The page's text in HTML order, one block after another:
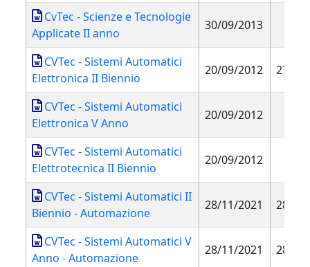
CvTec - Scienze e Tecnologie
Applicate II anno
30/09/2013
CVTec - Sistemi Automatici
Elettronica II Biennio
20/09/2012 27/
CVTec - Sistemi Automatici
Elettronica V Anno
20/09/2012
CVTec - Sistemi Automatici
Elettrotecnica II Biennio
20/09/2012
CVTec - Sistemi Automatici II
Biennio - Automazione
28/11/2021 28/
CVTec - Sistemi Automatici V
Anno - Automazione
28/11/2021 28/